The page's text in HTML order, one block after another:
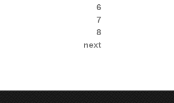
6
7
8
next